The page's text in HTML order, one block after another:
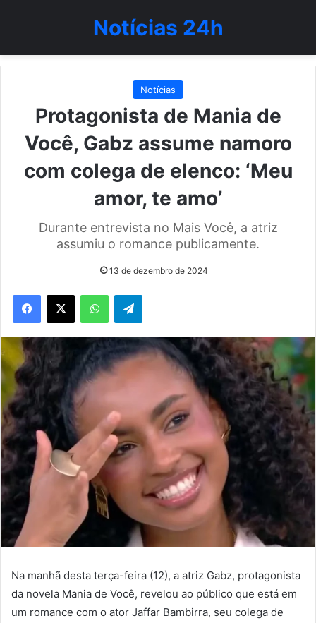
Notícias 24h
Notícias
Protagonista de Mania de
Você, Gabz assume namoro
com colega de elenco: ‘Meu
amor, te amo’
Durante entrevista no Mais Você, a atriz
assumiu o romance publicamente.
13 de dezembro de 2024
WhatsAppTelegram
Na manhã desta terça-feira (12), a atriz Gabz, protagonista
da novela Mania de Você, revelou ao público que está em
um romance com o ator Jaffar Bambirra, seu colega de